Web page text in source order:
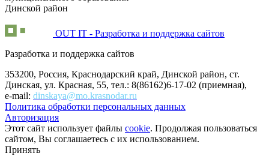
Динской район
OUT IT - Разработка и поддержка сайтов
Разработка и поддержка сайтов
353200, Россия, Краснодарский край, Динской район, ст.
Динская, ул. Красная, 55, тел.: 8(86162)6-17-02 (приемная),
e-mail: dinskaya@mo.krasnodar.ru
Политика обработки персональных данных
Авторизация
Этот сайт использует файлы cookie. Продолжая пользоваться
сайтом, Вы соглашаетесь с их использованием.
Принять